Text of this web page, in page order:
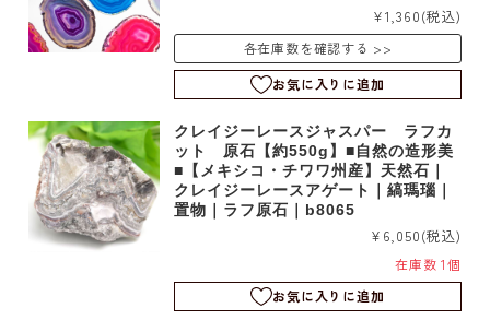
¥1,360(税込)
各在庫数を確認する
お気に入りに追加
クレイジーレースジャスパー ラフカ
ット 原石【約550g】■自然の造形美
■【メキシコ・チワワ州産】天然石｜
クレイジーレースアゲート｜縞瑪瑙｜
置物｜ラフ原石｜b8065
¥6,050(税込)
在庫数 1個
お気に入りに追加